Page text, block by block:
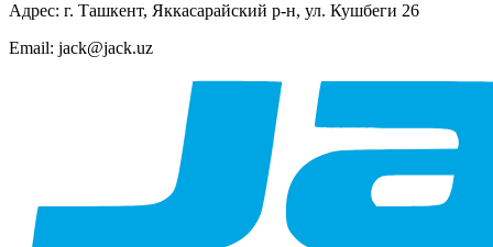
Адрес: г. Ташкент, Яккасарайский р-н, ул. Кушбеги 26
Email: jack@jack.uz